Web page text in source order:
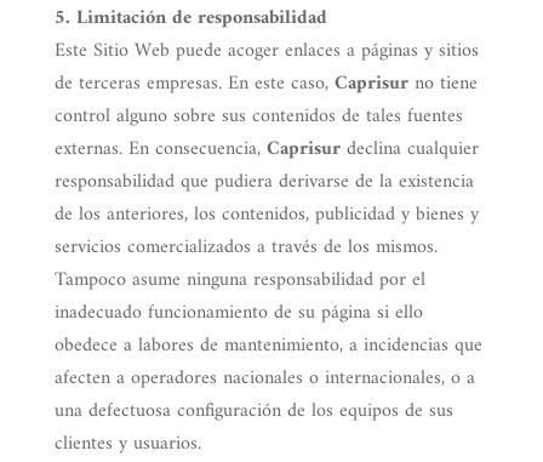
5. Limitación de responsabilidad
Este Sitio Web puede acoger enlaces a páginas y sitios
de terceras empresas. En este caso,Caprisurno tiene
control alguno sobre sus contenidos de tales fuentes
externas. En consecuencia,Caprisurdeclina cualquier
responsabilidad que pudiera derivarse de la existencia
de los anteriores, los contenidos, publicidad y bienes y
servicios comercializados a través de los mismos.
Tampoco asume ninguna responsabilidad por el
inadecuado funcionamiento de su página si ello
obedece a labores de mantenimiento, a incidencias que
afecten a operadores nacionales o internacionales, o a
una defectuosa configuración de los equipos de sus
clientes y usuarios.